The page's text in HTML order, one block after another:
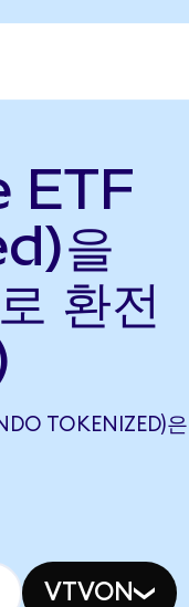
ETF
을
환전
TOKENIZED)은
VTVON